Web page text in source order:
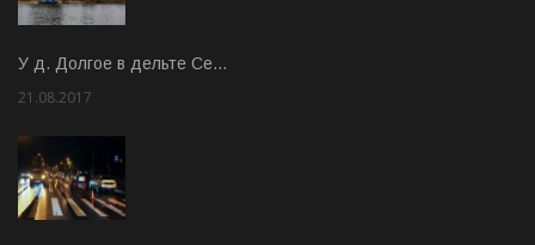
У д. Долгое в дельте Се…
21.08.2017